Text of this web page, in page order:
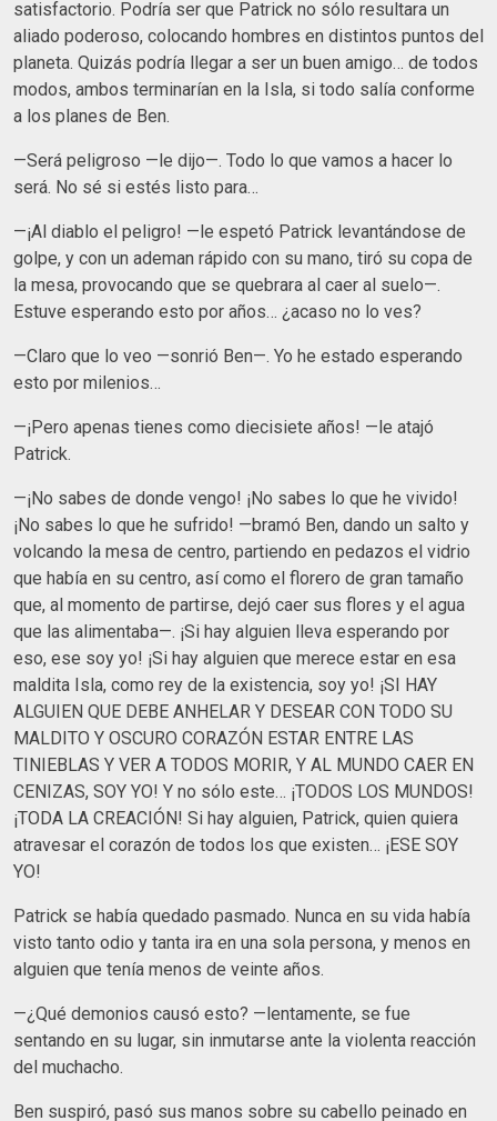
satisfactorio. Podría ser que Patrick no sólo resultara un
aliado poderoso, colocando hombres en distintos puntos del
planeta. Quizás podría llegar a ser un buen amigo… de todos
modos, ambos terminarían en la Isla, si todo salía conforme
a los planes de Ben.
—Será peligroso —le dijo—. Todo lo que vamos a hacer lo
será. No sé si estés listo para…
—¡Al diablo el peligro! —le espetó Patrick levantándose de
golpe, y con un ademan rápido con su mano, tiró su copa de
la mesa, provocando que se quebrara al caer al suelo—.
Estuve esperando esto por años… ¿acaso no lo ves?
—Claro que lo veo —sonrió Ben—. Yo he estado esperando
esto por milenios…
—¡Pero apenas tienes como diecisiete años! —le atajó
Patrick.
—¡No sabes de donde vengo! ¡No sabes lo que he vivido!
¡No sabes lo que he sufrido! —bramó Ben, dando un salto y
volcando la mesa de centro, partiendo en pedazos el vidrio
que había en su centro, así como el florero de gran tamaño
que, al momento de partirse, dejó caer sus flores y el agua
que las alimentaba—. ¡Si hay alguien lleva esperando por
eso, ese soy yo! ¡Si hay alguien que merece estar en esa
maldita Isla, como rey de la existencia, soy yo! ¡SI HAY
ALGUIEN QUE DEBE ANHELAR Y DESEAR CON TODO SU
MALDITO Y OSCURO CORAZÓN ESTAR ENTRE LAS
TINIEBLAS Y VER A TODOS MORIR, Y AL MUNDO CAER EN
CENIZAS, SOY YO! Y no sólo este… ¡TODOS LOS MUNDOS!
¡TODA LA CREACIÓN! Si hay alguien, Patrick, quien quiera
atravesar el corazón de todos los que existen… ¡ESE SOY
YO!
Patrick se había quedado pasmado. Nunca en su vida había
visto tanto odio y tanta ira en una sola persona, y menos en
alguien que tenía menos de veinte años.
—¿Qué demonios causó esto? —lentamente, se fue
sentando en su lugar, sin inmutarse ante la violenta reacción
del muchacho.
Ben suspiró, pasó sus manos sobre su cabello peinado en